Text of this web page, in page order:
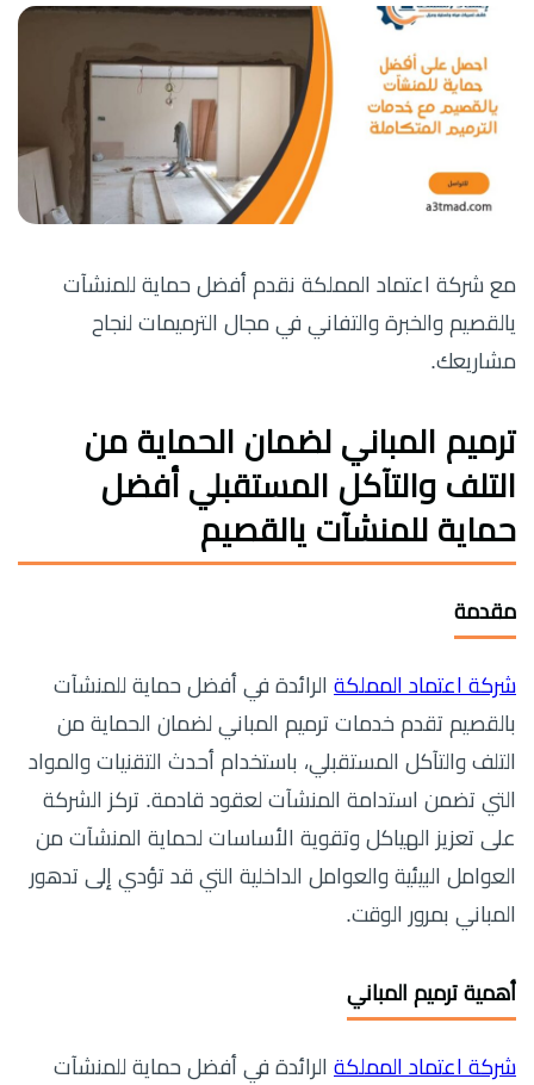
مع شركة اعتماد المملكة نقدم أفضل حماية للمنشآت
يالقصيم والخبرة والتفاني في مجال الترميمات لنجاح
مشاريعك.
ترميم المباني لضمان الحماية من
التلف والتآكل المستقبلي أفضل
حماية للمنشآت يالقصيم
مقدمة
شركة اعتماد المملكة الرائدة في أفضل حماية للمنشآت
بالقصيم تقدم خدمات ترميم المباني لضمان الحماية من
التلف والتآكل المستقبلي، باستخدام أحدث التقنيات والمواد
التي تضمن استدامة المنشآت لعقود قادمة. تركز الشركة
على تعزيز الهياكل وتقوية الأساسات لحماية المنشآت من
العوامل البيئية والعوامل الداخلية التي قد تؤدي إلى تدهور
المباني بمرور الوقت.
أهمية ترميم المباني
شركة اعتماد المملكة الرائدة في أفضل حماية للمنشآت